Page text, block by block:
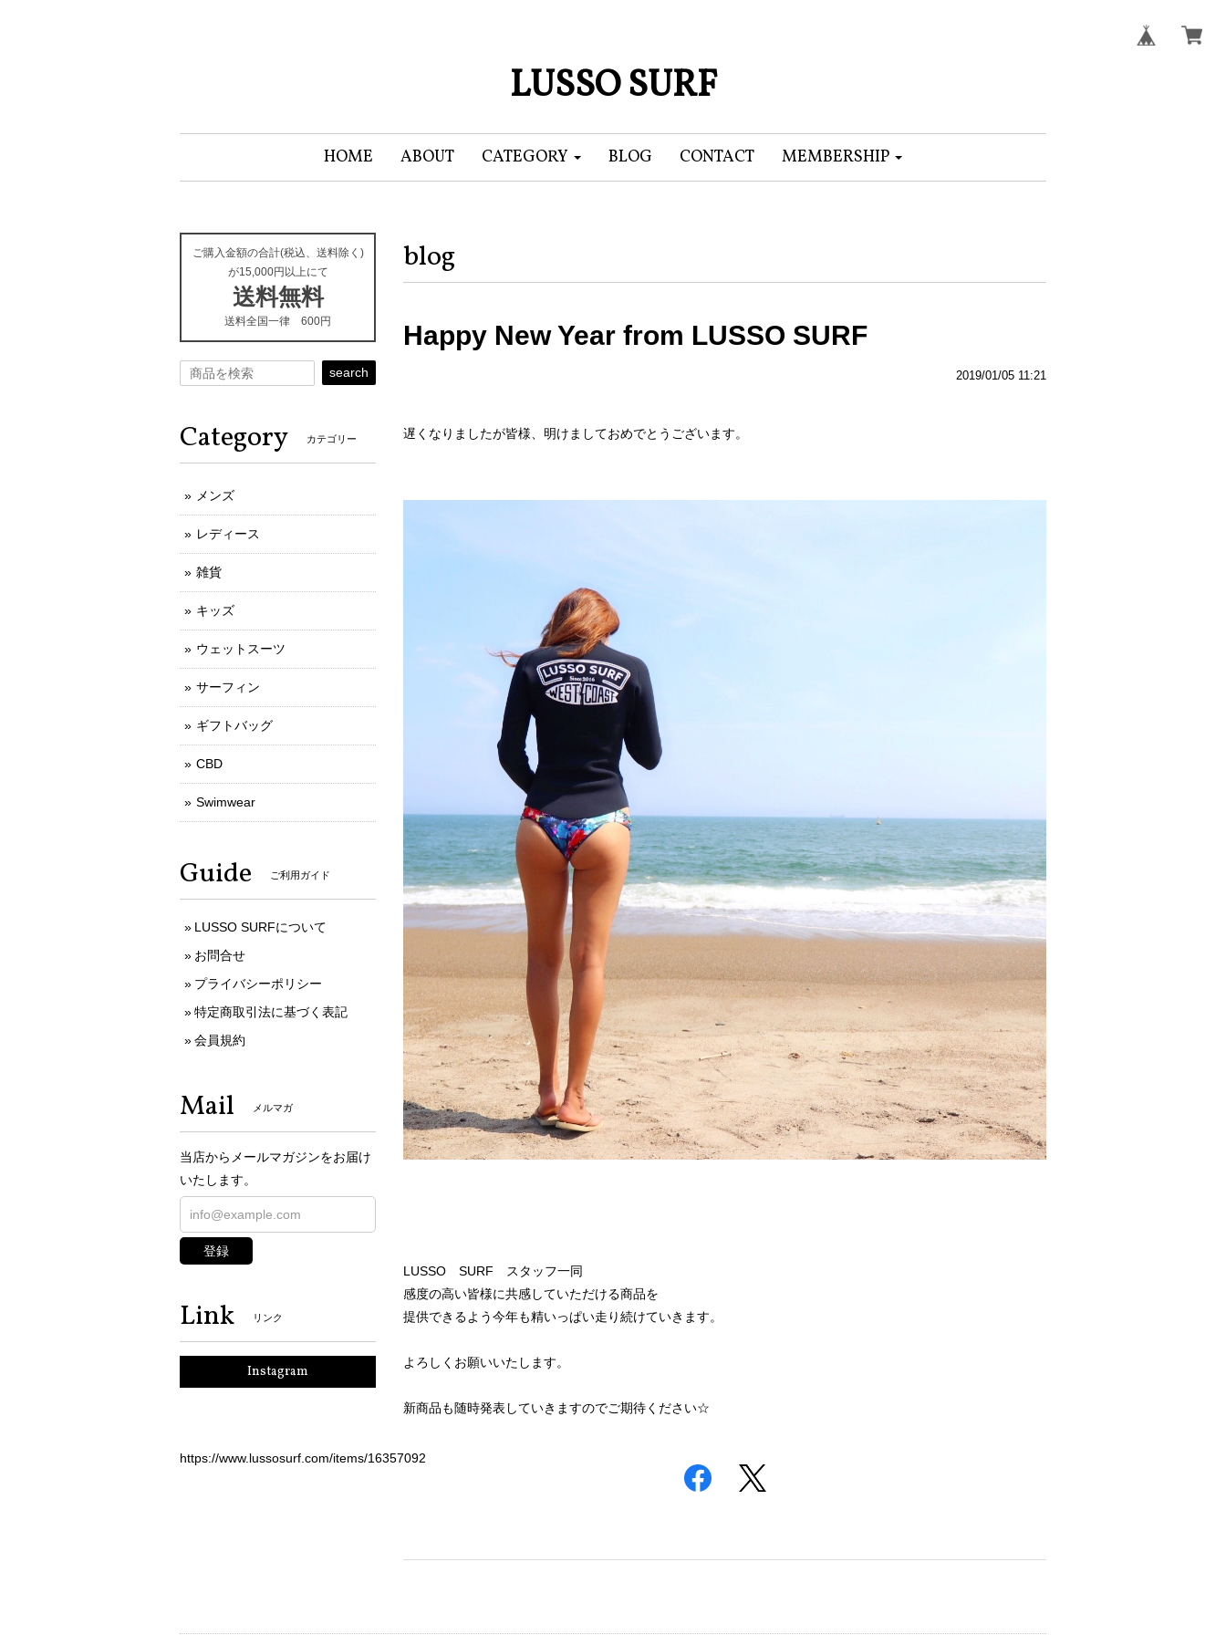
LUSSO SURF
HOME ABOUT CATEGORY BLOG CONTACT MEMBERSHIP
blog
Happy New Year from LUSSO SURF
2019/01/05 11:21
遅くなりましたが皆様、明けましておめでとうございます。
LUSSO SURF スタッフ一同
感度の高い皆様に共感していただける商品を
提供できるよう今年も精いっぱい走り続けていきます。
よろしくお願いいたします。
新商品も随時発表していきますのでご期待ください☆
ご購入金額の合計(税込、送料除く)
が15,000円以上にて
送料無料
送料全国一律 600円
search
Category カテゴリー
メンズ
レディース
雑貨
キッズ
ウェットスーツ
サーフィン
ギフトバッグ
CBD
Swimwear
Guide ご利用ガイド
LUSSO SURFについて
お問合せ
プライバシーポリシー
特定商取引法に基づく表記
会員規約
Mail メルマガ
当店からメールマガジンをお届け
いたします。
登録
Link リンク
Instagram
https://www.lussosurf.com/items/16357092